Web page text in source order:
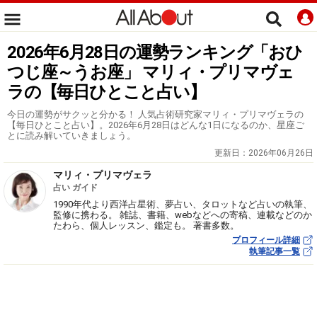
2026年6月28日の運勢ランキング「おひ
つじ座～うお座」 マリィ・プリマヴェ
ラの【毎日ひとこと占い】
今日の運勢がサクッと分かる！ 人気占術研究家マリィ・プリマヴェラの
【毎日ひとこと占い】。2026年6月28日はどんな1日になるのか、星座ご
とに読み解いていきましょう。
更新日： 2026年06月26日
マリィ・プリマヴェラ
占い ガイド
1990年代より西洋占星術、夢占い、タロットなど占いの執筆、
監修に携わる。 雑誌、書籍、webなどへの寄稿、連載などのか
たわら、個人レッスン、鑑定も。 著書多数。
プロフィール詳細
執筆記事一覧